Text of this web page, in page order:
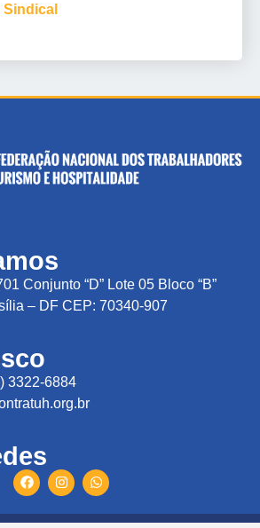
Conjunto “D” Lote 05 Bloco “B”
– DF CEP: 70340-907
3322-6884